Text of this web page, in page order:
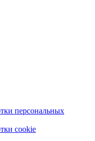
персональных
cookie